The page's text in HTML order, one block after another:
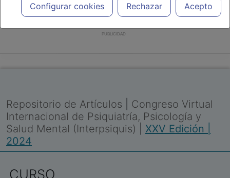
cada caso concreto, el tratamiento más adecuado a las
necesidades del paciente.
Configurar cookies Rechazar Acepto
PUBLICIDAD
Repositorio de Artículos
Congreso Virtual
Internacional de Psiquiatría, Psicología y
Salud Mental (Interpsiquis)
XXV Edición |
2024
CURSO